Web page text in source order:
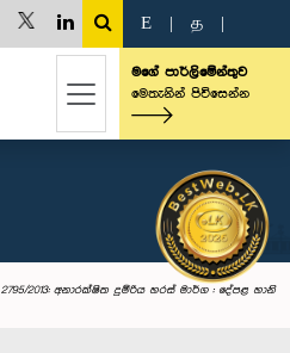
E த
මගේ පාර්ලිමේන්තුව
මෙතැනින් පිවිසෙන්න
2795/2013: අනාරක්ෂිත දුම්රිය හරස් මාර්ග : දේපළ හානි